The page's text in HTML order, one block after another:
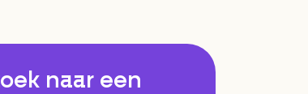
naar een